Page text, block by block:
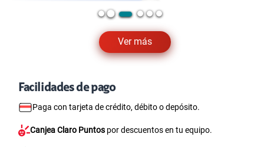
Ver más
Facilidades de pago
Paga con tarjeta de crédito, débito o depósito.
Canjea Claro Puntos por descuentos en tu equipo.